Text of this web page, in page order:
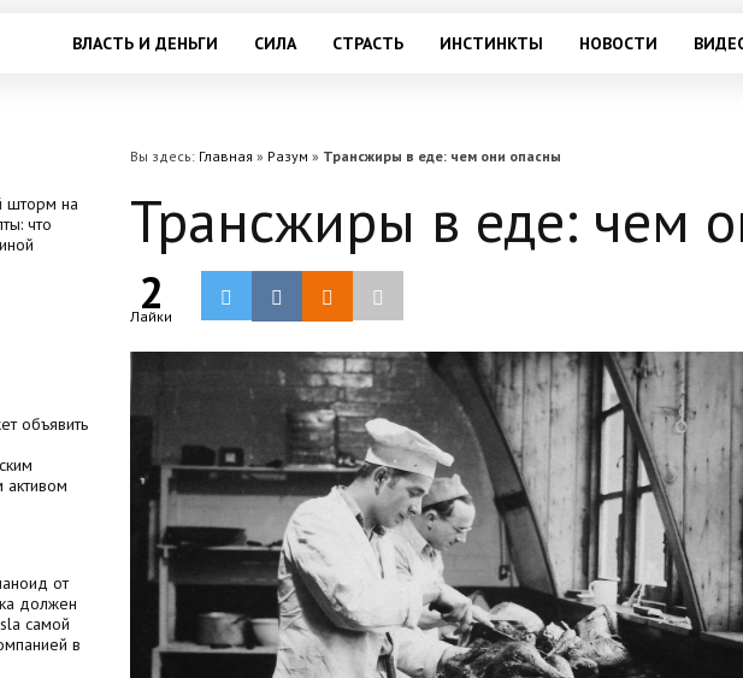
ВЛАСТЬ И ДЕНЬГИ СИЛА СТРАСТЬ ИНСТИНКТЫ НОВОСТИ
шторм на
что
объявить
от
должен
самой
в
Вы здесь: Главная » Разум » Трансжиры в еде: чем они опасны
Трансжиры в еде: чем
2
Лайки